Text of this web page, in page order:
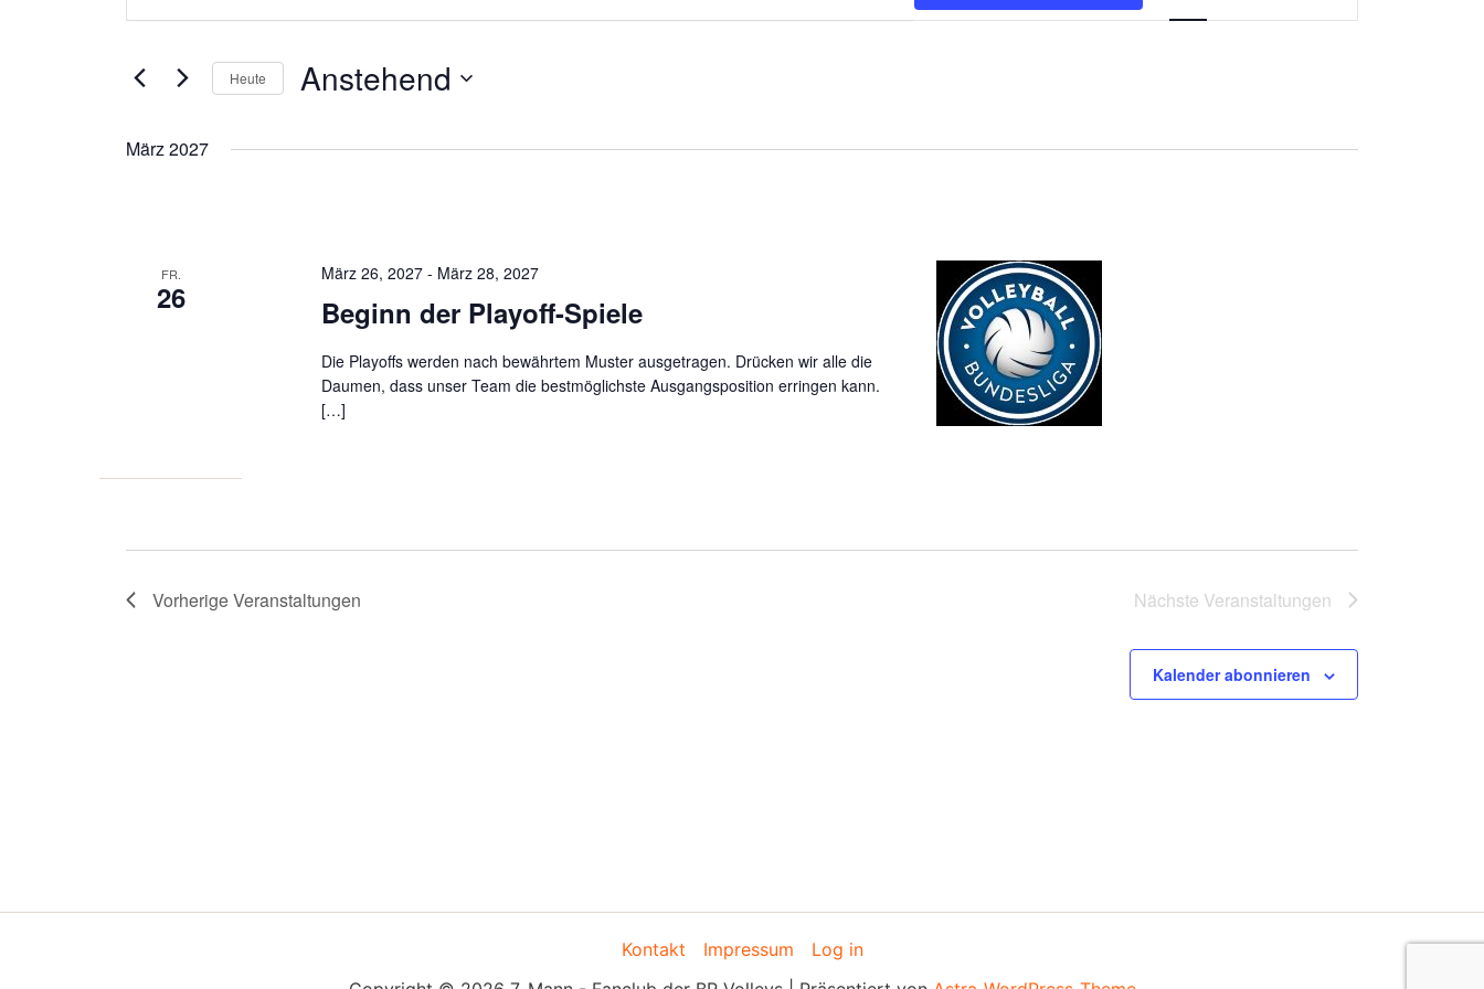
und
Navigation
eingeben.
Veranstaltungen
Navigation
Heute Anstehend
März 2027
FR.
26 Beginn der Playoff-Spiele
März 26, 2027 - März 28, 2027
Die Playoffs werden nach bewährtem Muster ausgetragen. Drücken wir alle die
Daumen, dass unser Team die bestmöglichste Ausgangsposition erringen kann.
[…]
VorherigeVeranstaltungen Nächste Veranstaltungen
Kalender abonnieren
Kontakt Impressum
Log in